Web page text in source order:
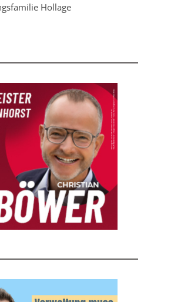
Hollage